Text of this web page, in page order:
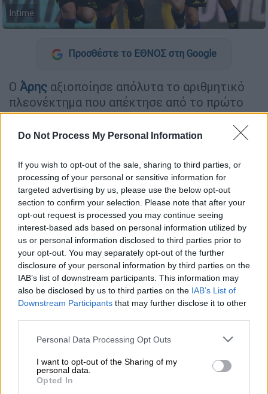
Do Not Process My Personal Information
If you wish to opt-out of the sale, sharing to third parties, or
processing of your personal or sensitive information for
targeted advertising by us, please use the below opt-out
section to confirm your selection. Please note that after your
opt-out request is processed you may continue seeing
interest-based ads based on personal information utilized by
us or personal information disclosed to third parties prior to
your opt-out. You may separately opt-out of the further
disclosure of your personal information by third parties on the
IAB’s list of downstream participants. This information may
also be disclosed by us to third parties on the IAB’s List of
Downstream Participants that may further disclose it to other
Please note that this website/app uses one or more Google
not limited to your visit or usage behaviour. You may click to
grant or deny consent to Google and its third-party tags to
use your data for below specified purposes in below Google
Personal Data Processing Opt Outs
I want to opt-out of the Sharing of my
personal data.
Opted In
Intime
Προσθέστε το ΕΘΝΟΣ στη Google
Ο Άρης αξιοποίησε απόλυτα το αριθμητικό
πλεονέκτημα που απέκτησε από το πρώτο
μέρος και επικράτησε με 1-0 του
Παναιτωλικούστο Αγρίνιο για τη 19η
πανηγυρίζοντας το πρώτο του τρίποντο στο
πρωτάθλημα μέσα στο 2026.
ΔΙΑΒΑΣΤΕ ΕΠΙΣΗΣ
Αθλητισμός |31.01.2026 18:45
Σπάραξε η Μακεδονία στις κηδείες
των πέντε «αετόπουλων» του ΠΑΟΚ
Αθλητισμός|31.01.2026 17:19
Ασταμάτητη η Εθνική πόλο γυναικών
- «Βούλιαξε» την Ιταλία και συνεχίζει
αήττητη